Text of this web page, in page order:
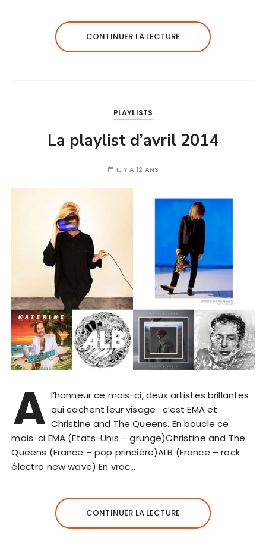
CONTINUER LA LECTURE
PLAYLISTS
La playlist d’avril 2014
IL Y A 12 ANS
A l’honneur ce mois-ci, deux artistes brillantes
qui cachent leur visage : c’est EMA et
Christine and The Queens. En boucle ce
mois-ci EMA (Etats-Unis – grunge)Christine and The
Queens (France – pop princière)ALB (France – rock
électro new wave) En vrac…
CONTINUER LA LECTURE